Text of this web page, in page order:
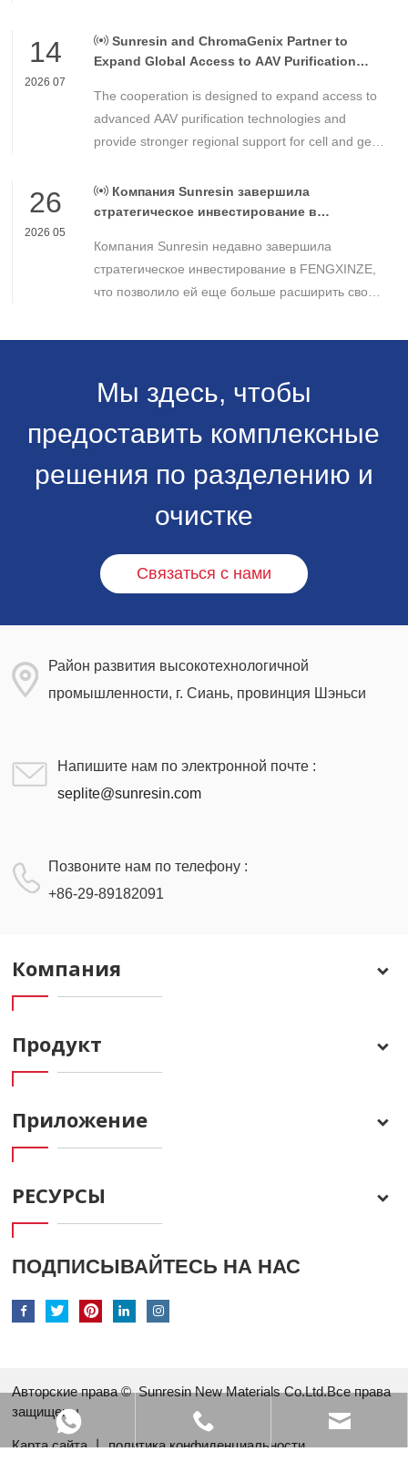
chemical materials for nuclear power applications.
14
2026 07
Sunresin and ChromaGenix Partner to
Expand Global Access to AAV Purification
The cooperation is designed to expand access to
advanced AAV purification technologies and
provide stronger regional support for cell and gene
Americas.
26
2026 05
Компания Sunresin завершила
стратегическое инвестирование в
бизнеса в области промышленной
хроматографии.
Компания Sunresin недавно завершила
стратегическое инвестирование в FENGXINZE,
что позволило ей еще больше расширить свое
хроматографии и укрепить свои позиции в
биологических науках.
Мы здесь, чтобы
предоставить комплексные
решения по разделению и
очистке
Связаться с нами
Район развития высокотехнологичной
промышленности, г. Сиань, провинция Шэньси
Напишите нам по электронной почте :
seplite@sunresin.com
Позвоните нам по телефону :
+86-29-89182091
Компания
Продукт
Приложение
РЕСУРСЫ
ПОДПИСЫВАЙТЕСЬ НА НАС
Авторские права ©Sunresin New Materials Co.Ltd.Все права
защищены
Карта сайта丨политика конфиденциальности